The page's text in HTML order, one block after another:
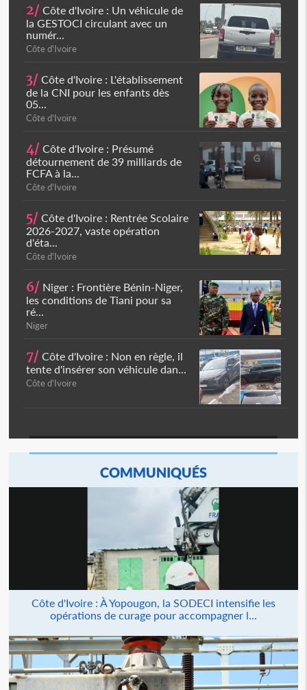
2/ Côte d'Ivoire : Un véhicule de
la GESTOCI circulant avec un
numér...
Côte d'Ivoire
3/ Côte d'Ivoire : L'établissement
de la CNI pour les enfants dès
05...
Côte d'Ivoire
4/ Côte d'Ivoire : Présumé
détournement de 39 milliards de
FCFA à la...
Côte d'Ivoire
5/ Côte d'Ivoire : Rentrée Scolaire
2026-2027, vaste opération
d'éta...
Côte d'Ivoire
6/ Niger : Frontière Bénin-Niger,
les conditions de Tiani pour sa
ré...
Niger
7/ Côte d'Ivoire : Non en règle, il
tente d'insérer son véhicule dan...
Côte d'Ivoire
COMMUNIQUÉS
Côte d'Ivoire : À Yopougon, la SODECI intensifie les
opérations de curage pour accompagner l...